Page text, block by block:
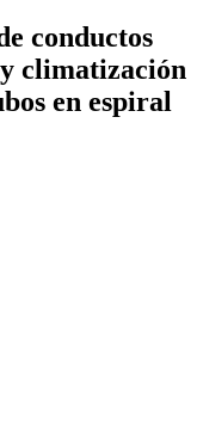
conductos
climatización
en espiral